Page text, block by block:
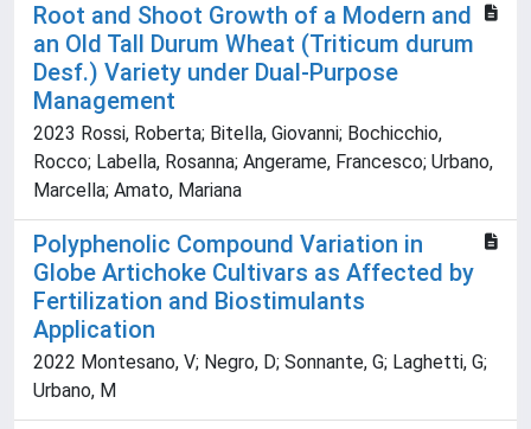
Root and Shoot Growth of a Modern and
an Old Tall Durum Wheat (Triticum durum
Desf.) Variety under Dual-Purpose
Management
2023 Rossi, Roberta; Bitella, Giovanni; Bochicchio,
Rocco; Labella, Rosanna; Angerame, Francesco; Urbano,
Marcella; Amato, Mariana
Polyphenolic Compound Variation in
Globe Artichoke Cultivars as Affected by
Fertilization and Biostimulants
Application
2022 Montesano, V; Negro, D; Sonnante, G; Laghetti, G;
Urbano, M